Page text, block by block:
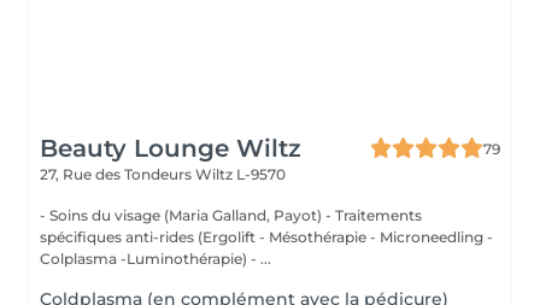
Beauty Lounge Wiltz
79
27, Rue des Tondeurs Wiltz L-9570
- Soins du visage (Maria Galland, Payot) - Traitements
spécifiques anti-rides (Ergolift - Mésothérapie - Microneedling -
Colplasma -Luminothérapie) - ...
Coldplasma (en complément avec la pédicure)